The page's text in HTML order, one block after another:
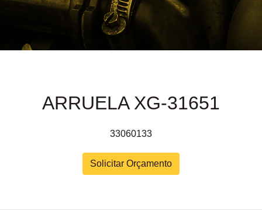
ARRUELA XG-31651
33060133
Solicitar Orçamento